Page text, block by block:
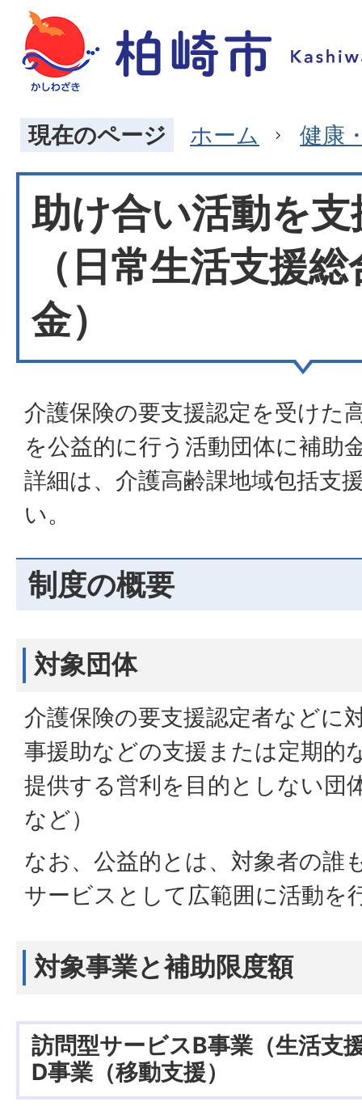
現在のページ ホーム 健康
助け合い活動を
（日常生活支援
金）
介護保険の要支援認定を受けた
を公益的に行う活動団体に補助
詳細は、介護高齢課地域包括支
い。
制度の概要
対象団体
介護保険の要支援認定者などに
事援助などの支援または定期的
提供する営利を目的としない団
など）
なお、公益的とは、対象者の誰
サービスとして広範囲に活動を
対象事業と補助限度額
訪問型サービスB事業（生活支
D事業（移動支援）